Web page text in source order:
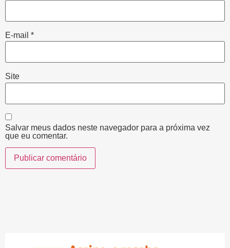
E-mail *
Site
Salvar meus dados neste navegador para a próxima vez
que eu comentar.